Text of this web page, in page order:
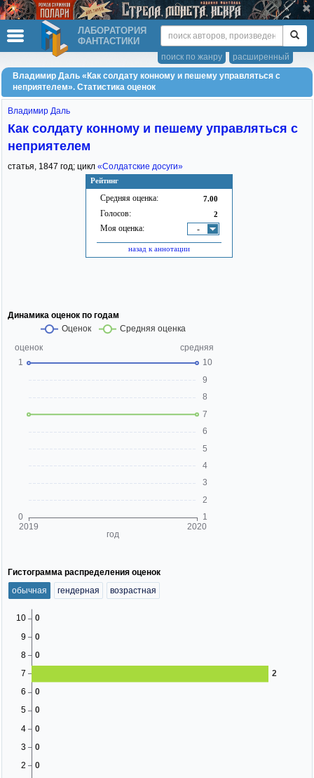
ЛАБОРАТОРИЯ
ФАНТАСТИКИ
расширенный
поиск по жанру
Владимир Даль «Как солдату конному и пешему управляться с
неприятелем». Статистика оценок
Рейтинг
Средняя оценка: 7.00
Голосов: 2
Моя оценка: -
назад к аннотации
Владимир Даль
Как солдату конному и пешему управляться с
неприятелем
статья, 1847 год; цикл «Солдатские досуги»
Динамика оценок по годам
Гистограмма распределения оценок
обычная
гендерная возрастная